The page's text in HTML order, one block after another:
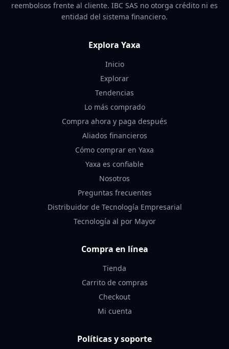
reembolsos frente al cliente. IBC SAS no otorga crédito ni es
entidad del sistema financiero.
Explora Yaxa
Inicio
Explorar
Tendencias
Lo más comprado
Compra ahora y paga después
Aliados financieros
Cómo comprar en Yaxa
Yaxa es confiable
Nosotros
Preguntas frecuentes
Distribuidor de Tecnología Empresarial
Tecnología al por Mayor
Compra en línea
Tienda
Carrito de compras
Checkout
Mi cuenta
Políticas y soporte